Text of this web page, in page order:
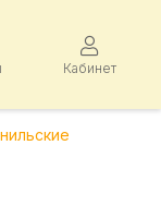
Кабинет